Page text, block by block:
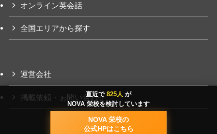
オンライン英会話
全国エリアから探す
運営会社
掲載依頼・ぉ問い合わせ
直近で 825人 が
NOVA 栄校を検討しています
NOVA 栄校の
公式HPはこちら